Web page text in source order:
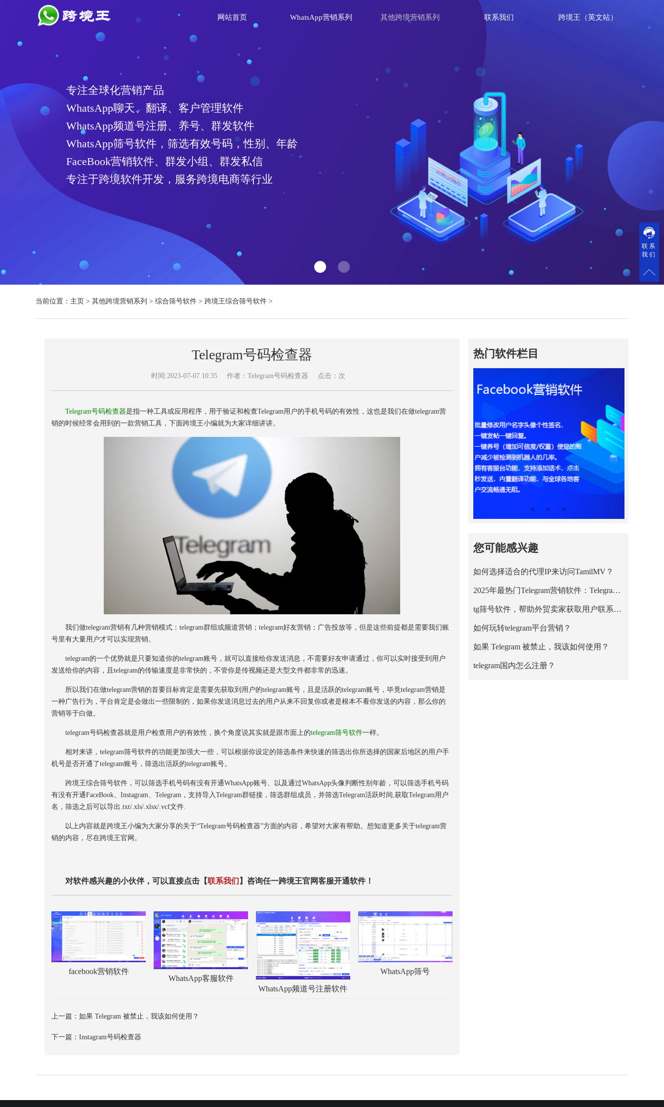
网站首页 WhatsApp营销系列 其他跨境营销系列 联系我们 跨境王（英文站）
WhatsApp频道号注册软件
注册6段频道号
操作简单，注册账号质量高
对接多家接码平台、API通道
适配性强，可在任意一家云控系统中使用
当前位置： 主页 > 其他跨境营销系列 > 综合筛号软件 > 跨境王综合筛号软件 >
Telegram号码检查器
时间:2023-07-07 10:35 作者：Telegram号码检查器 点击： 次
Telegram号码检查器是指一种工具或应用程序，用于验证和检查Telegram用户的手机号码的有效性，这也是我们在做telegram营
销的时候经常会用到的一款营销工具，下面跨境王小编就为大家详细讲讲。
我们做telegram营销有几种营销模式：telegram群组或频道营销；telegram好友营销；广告投放等，但是这些前提都是需要我们账
号里有大量用户才可以实现营销。
telegram的一个优势就是只要知道你的telegram账号，就可以直接给你发送消息，不需要好友申请通过，你可以实时接受到用户
发送给你的内容，且telegram的传输速度是非常快的，不管你是传视频还是大型文件都非常的迅速。
所以我们在做telegram营销的首要目标肯定是需要先获取到用户的telegram账号，且是活跃的telegram账号，毕竟telegram营销是
一种广告行为，平台肯定是会做出一些限制的，如果你发送消息过去的用户从来不回复你或者是根本不看你发送的内容，那么你的
营销等于白做。
telegram号码检查器就是用户检查用户的有效性，换个角度说其实就是跟市面上的telegram筛号软件一样。
相对来讲，telegram筛号软件的功能更加强大一些，可以根据你设定的筛选条件来快速的筛选出你所选择的国家后地区的用户手
机号是否开通了telegram账号，筛选出活跃的telegram账号。
跨境王综合筛号软件，可以筛选手机号码有没有开通WhatsApp账号、以及通过WhatsApp头像判断性别年龄，可以筛选手机号码
有没有开通FaceBook、Instagram、Telegram，支持导入Telegram群链接，筛选群组成员，并筛选Telegram活跃时间,获取Telegram用户
名，筛选之后可以导出.txt/.xls/.xlsx/.vcf文件.
以上内容就是跨境王小编为大家分享的关于“Telegram号码检查器”方面的内容，希望对大家有帮助。想知道更多关于telegram营
销的内容，尽在跨境王官网。
对软件感兴趣的小伙伴，可以直接点击【联系我们 】咨询任一跨境王官网客服开通软件！
facebook营销软件
WhatsApp客服软件
WhatsApp频道号注册软件
WhatsApp筛号
上一篇：如果 Telegram 被禁止，我该如何使用？
下一篇：Instagram号码检查器
热门软件栏目
您可能感兴趣
如何选择适合的代理IP来访问TamilMV？
2025年最热门Telegram营销软件：Telegram筛号
tg筛号软件，帮助外贸卖家获取用户联系方式
如何玩转telegram平台营销？
如果 Telegram 被禁止，我该如何使用？
telegram国内怎么注册？
联系
我们